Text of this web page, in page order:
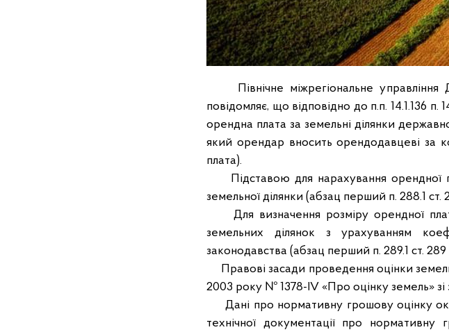
Північне міжрегіональне управління
повідомляє, що відповідно до п.п. 14.1.136
орендна плата за земельні ділянки
який орендар вносить орендодавцеві за
плата).
Підставою для нарахування орендної
земельної ділянки (абзац перший п. 288.1
Для визначення розміру орендної
земельних ділянок з урахуванням
законодавства (абзац перший п. 289.1 ст.
Правові засади проведення оцінки
2003 року № 1378-IV «Про оцінку земель»
Дані про нормативну грошову оцінку
технічної документації про нормативну